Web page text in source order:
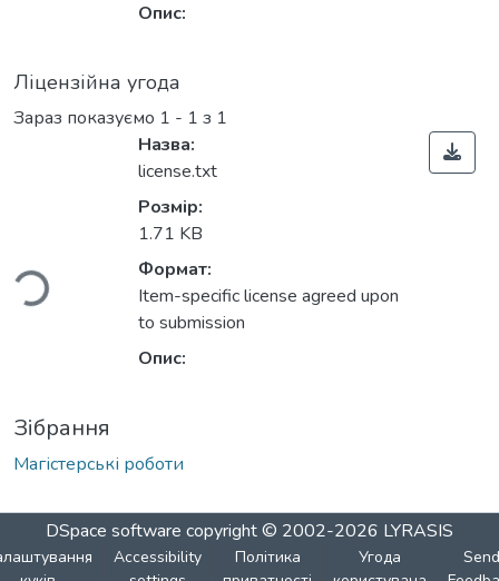
Опис:
Ліцензійна угода
Зараз показуємо 1 - 1 з 1
Назва:
license.txt
Розмір:
1.71 KB
Формат:
Item-specific license agreed upon
to submission
Опис:
Зібрання
Магістерські роботи
DSpace software copyright © 2002-2026 LYRASIS
Accessibility
Політика
Угода
Send